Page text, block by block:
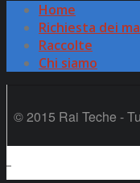
Home
Richiesta dei
Raccolte
Chi siamo
© 2015 Rai Teche -